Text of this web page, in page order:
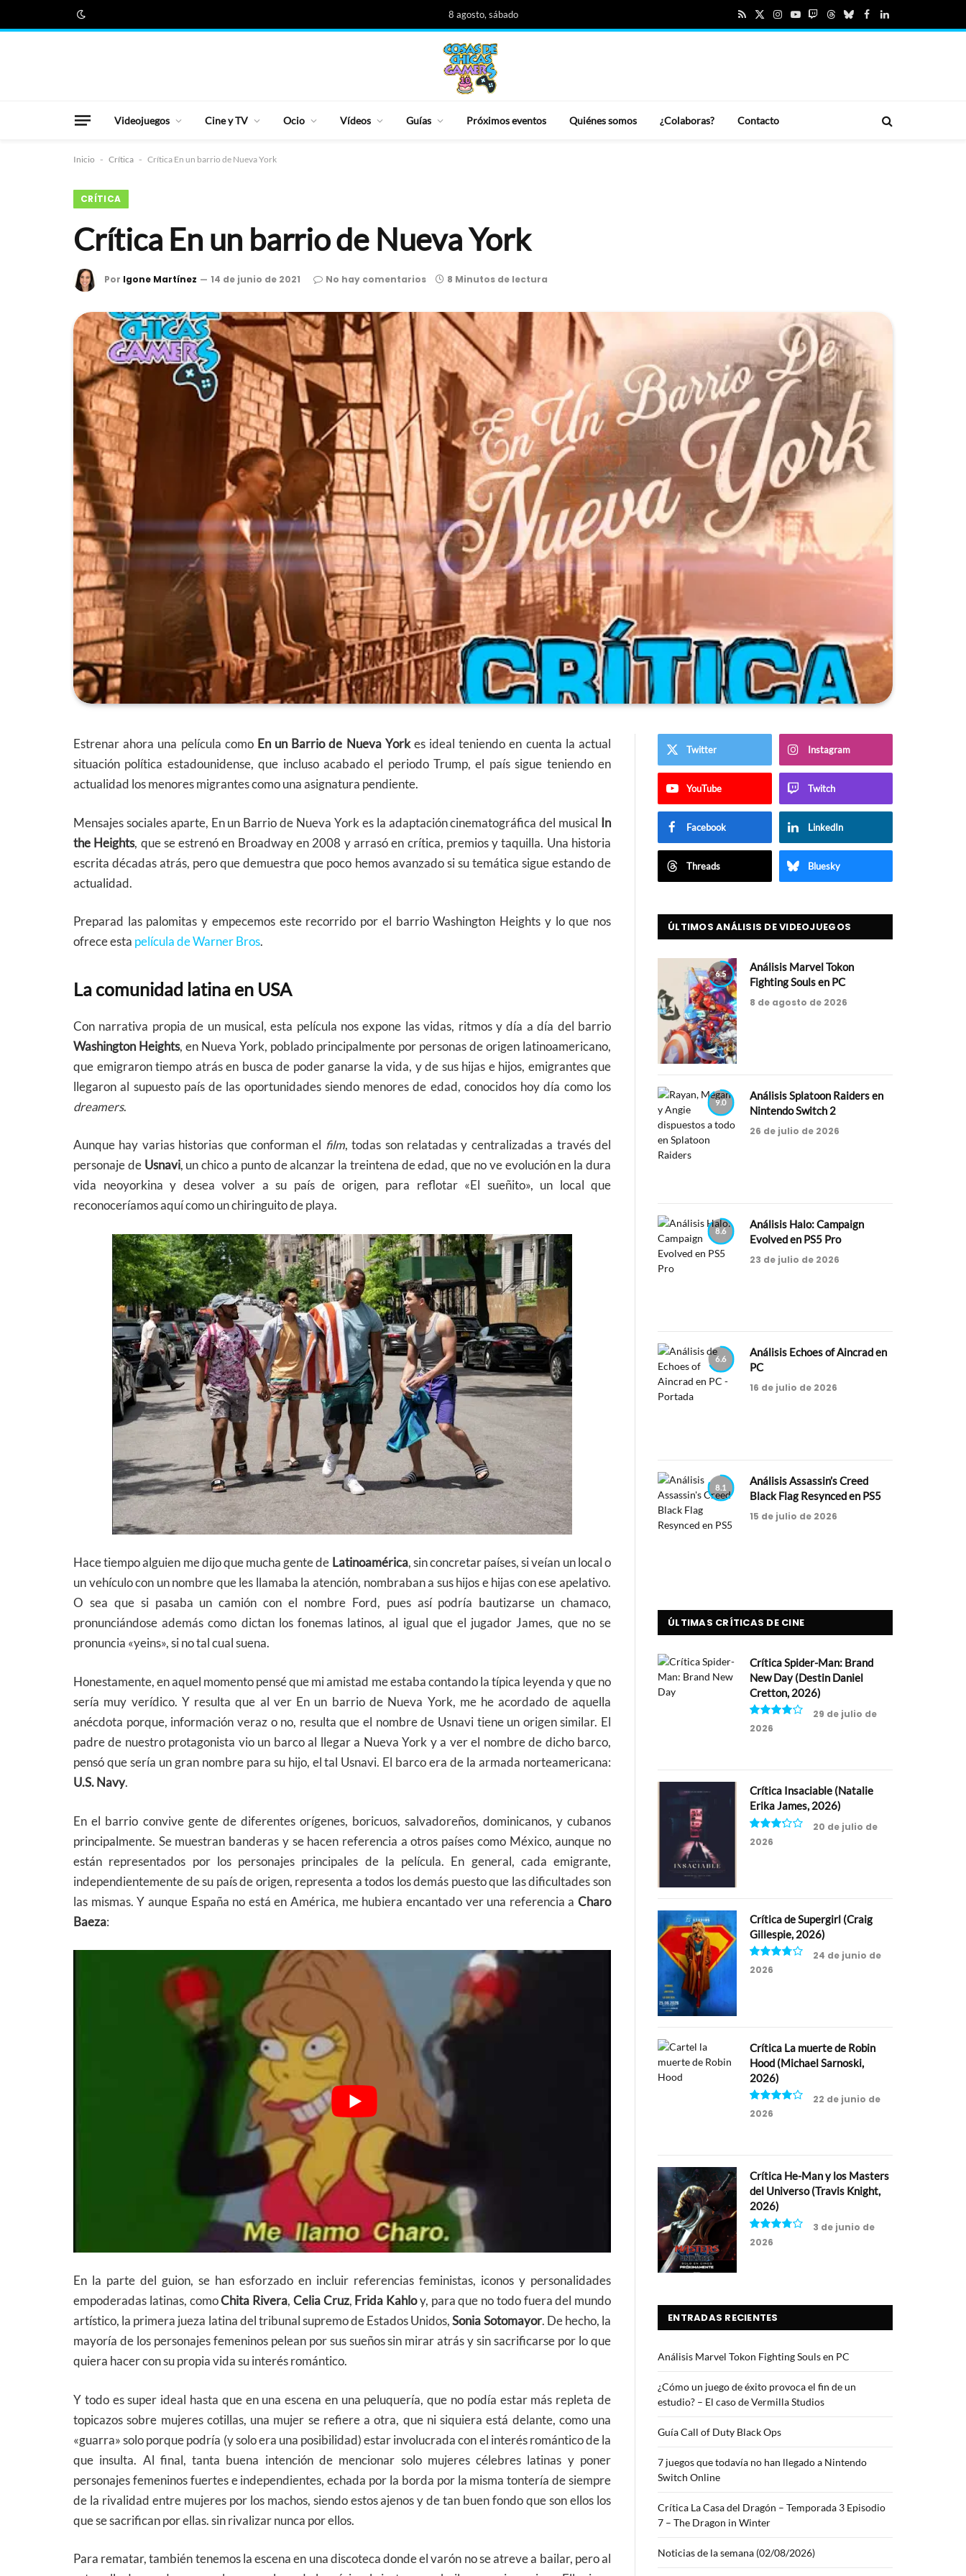
8 agosto, sábado
RSSX
Instagram
YouTube
TwitchThreadsBlueskyFacebook
LinkedIn
Videojuegos Cine y TV Ocio Vídeos Guías Próximos eventos Quiénes somos ¿Colaboras? Contacto
Inicio - Crítica - Crítica En un barrio de Nueva York
CRÍTICA
Crítica En un barrio de Nueva York
Por Igone Martínez 14 de junio de 2021 No hay comentarios 8 Minutos de lectura
Estrenar ahora una película como En un Barrio de Nueva Yorkes ideal teniendo en cuenta la actual
situación política estadounidense, que incluso acabado el periodo Trump, el país sigue teniendo en
actualidad los menores migrantes como una asignatura pendiente.
Mensajes sociales aparte, En un Barrio de Nueva York es la adaptación cinematográfica del musical In
the Heights, que se estrenó en Broadway en 2008 y arrasó en crítica, premios y taquilla. Una historia
escrita décadas atrás, pero que demuestra que poco hemos avanzado si su temática sigue estando de
actualidad.
Preparad las palomitas y empecemos este recorrido por el barrio Washington Heights y lo que nos
ofrece esta película de Warner Bros.
La comunidad latina en USA
Con narrativa propia de un musical, esta película nos expone las vidas, ritmos y día a día del barrio
Washington Heights, en Nueva York, poblado principalmente por personas de origen latinoamericano,
que emigraron tiempo atrás en busca de poder ganarse la vida, y de sus hijas e hijos, emigrantes que
llegaron al supuesto país de las oportunidades siendo menores de edad, conocidos hoy día como los
dreamers.
Aunque hay varias historias que conforman el film, todas son relatadas y centralizadas a través del
personaje de Usnavi, un chico a punto de alcanzar la treintena de edad, que no ve evolución en la dura
vida neoyorkina y desea volver a su país de origen, para reflotar «El sueñito», un local que
reconoceríamos aquí como un chiringuito de playa.
Hace tiempo alguien me dijo que mucha gente de Latinoamérica, sin concretar países, si veían un local o
un vehículo con un nombre que les llamaba la atención, nombraban a sus hijos e hijas con ese apelativo.
O sea que si pasaba un camión con el nombre Ford, pues así podría bautizarse un chamaco,
pronunciándose además como dictan los fonemas latinos, al igual que el jugador James, que no se
pronuncia «yeins», si no tal cual suena.
Honestamente, en aquel momento pensé que mi amistad me estaba contando la típica leyenda y que no
sería muy verídico. Y resulta que al ver En un barrio de Nueva York, me he acordado de aquella
anécdota porque, información veraz o no, resulta que el nombre de Usnavi tiene un origen similar. El
padre de nuestro protagonista vio un barco al llegar a Nueva York y a ver el nombre de dicho barco,
pensó que sería un gran nombre para su hijo, el tal Usnavi. El barco era de la armada norteamericana:
U.S. Navy.
En el barrio convive gente de diferentes orígenes, boricuos, salvadoreños, dominicanos, y cubanos
principalmente. Se muestran banderas y se hacen referencia a otros países como México, aunque no
están representados por los personajes principales de la película. En general, cada emigrante,
independientemente de su país de origen, representa a todos los demás puesto que las dificultades son
las mismas. Y aunque España no está en América, me hubiera encantado ver una referencia a Charo
Baeza:
En la parte del guion, se han esforzado en incluir referencias feministas, iconos y personalidades
empoderadas latinas, comoChita Rivera, Celia Cruz, Frida Kahloy, para que no todo fuera del mundo
artístico, la primera jueza latina del tribunal supremo de Estados Unidos,Sonia Sotomayor. De hecho, la
mayoría de los personajes femeninos pelean por sus sueños sin mirar atrás y sin sacrificarse por lo que
quiera hacer con su propia vida su interés romántico.
Y todo es super ideal hasta que en una escena en una peluquería, que no podía estar más repleta de
topicazos sobre mujeres cotillas, una mujer se refiere a otra, que ni siquiera está delante, como una
«guarra» solo porque podría (y solo era una posibilidad) estar involucrada con el interés romántico de la
que insulta. Al final, tanta buena intención de mencionar solo mujeres célebres latinas y poner
personajes femeninos fuertes e independientes, echada por la borda por la misma tontería de siempre
de la rivalidad entre mujeres por los machos, siendo estos ajenos y de tan buen fondo que son ellos los
que se sacrifican por ellas. sin rivalizar nunca por ellos.
Para rematar, también tenemos la escena en una discoteca donde el varón no se atreve a bailar, pero al
Twitter Instagram
YouTube Twitch
Facebook LinkedIn
Threads Bluesky
ÚLTIMOS ANÁLISIS DE VIDEOJUEGOS
6.5
Análisis Marvel Tokon
Fighting Souls en PC
8 de agosto de 2026
9.0
Análisis Splatoon Raiders en
Nintendo Switch 2
26 de julio de 2026
8.6
Análisis Halo: Campaign
Evolved en PS5 Pro
23 de julio de 2026
6.6
Análisis Echoes of Aincrad en
PC
16 de julio de 2026
8.1
Análisis Assassin’s Creed
Black Flag Resynced en PS5
15 de julio de 2026
ÚLTIMAS CRÍTICAS DE CINE
Crítica Spider-Man: Brand
New Day (Destin Daniel
Cretton, 2026)
8
29 de julio de
2026
Crítica Insaciable (Natalie
Erika James, 2026)
6.5
20 de julio de
2026
Crítica de Supergirl (Craig
Gillespie, 2026)
7.5
24 de junio de
2026
Crítica La muerte de Robin
Hood (Michael Sarnoski,
2026)
8
22 de junio de
2026
Crítica He-Man y los Masters
del Universo (Travis Knight,
2026)
7.5
3 de junio de
2026
ENTRADAS RECIENTES
Análisis Marvel Tokon Fighting Souls en PC
¿Cómo un juego de éxito provoca el fin de un
estudio? – El caso de Vermilla Studios
Guía Call of Duty Black Ops
7 juegos que todavía no han llegado a Nintendo
Switch Online
Crítica La Casa del Dragón – Temporada 3 Episodio
7 – The Dragon in Winter
Noticias de la semana (02/08/2026)